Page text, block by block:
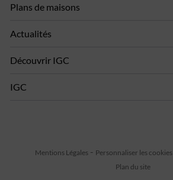
Plans de maisons
Actualités
Découvrir IGC
IGC
Mentions Légales Personnaliser les cookies
Plan du site